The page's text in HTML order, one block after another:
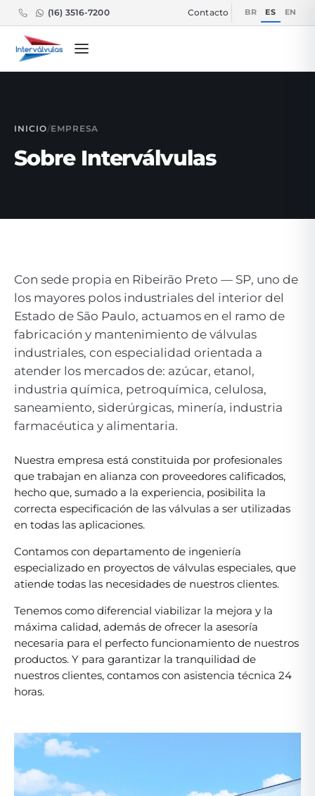
(16) 3516-7200 Contacto BR ES EN
INICIO/EMPRESA
Sobre Interválvulas
Con sede propia en Ribeirão Preto — SP, uno de
los mayores polos industriales del interior del
Estado de São Paulo, actuamos en el ramo de
fabricación y mantenimiento de válvulas
industriales, con especialidad orientada a
atender los mercados de: azúcar, etanol,
industria química, petroquímica, celulosa,
saneamiento, siderúrgicas, minería, industria
farmacéutica y alimentaria.
Nuestra empresa está constituida por profesionales
que trabajan en alianza con proveedores calificados,
hecho que, sumado a la experiencia, posibilita la
correcta especificación de las válvulas a ser utilizadas
en todas las aplicaciones.
Contamos con departamento de ingeniería
especializado en proyectos de válvulas especiales, que
atiende todas las necesidades de nuestros clientes.
Tenemos como diferencial viabilizar la mejora y la
máxima calidad, además de ofrecer la asesoría
necesaria para el perfecto funcionamiento de nuestros
productos. Y para garantizar la tranquilidad de
nuestros clientes, contamos con asistencia técnica 24
horas.